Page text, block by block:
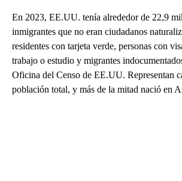
En 2023, EE.UU. tenía alrededor de 22,9
inmigrantes que no eran ciudadanos
residentes con tarjeta verde, personas con
trabajo o estudio y migrantes
Oficina del Censo de EE.UU. Representan
población total, y más de la mitad nació en